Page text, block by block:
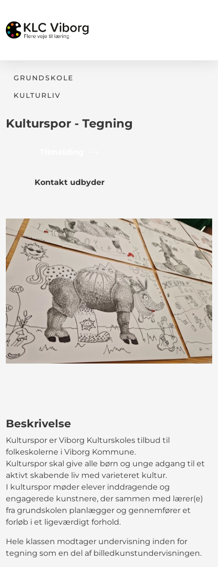
GRUNDSKOLE
KULTURLIV
Kulturspor - Tegning
Kontakt udbyder
Beskrivelse
Kulturspor er Viborg Kulturskoles tilbud til
folkeskolerne i Viborg Kommune.
Kulturspor skal give alle børn og unge adgang til et
aktivt skabende liv med varieteret kultur.
I kulturspor møder elever inddragende og
engagerede kunstnere, der sammen med lærer(e)
fra grundskolen planlægger og gennemfører et
forløb i et ligeværdigt forhold.
Hele klassen modtager undervisning inden for
tegning som en del af billedkunstundervisningen.